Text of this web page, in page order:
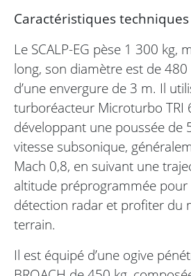
Caractéristiques techniques
Le SCALP-EG pèse 1 300 kg,
long, son diamètre est de
d’une envergure de 3 m. Il
turboréacteur Microturbo TRI
développant une poussée de
vitesse subsonique,
Mach 0,8, en suivant une
altitude préprogrammée pour
détection radar et profiter du
terrain.
Il est équipé d’une ogive